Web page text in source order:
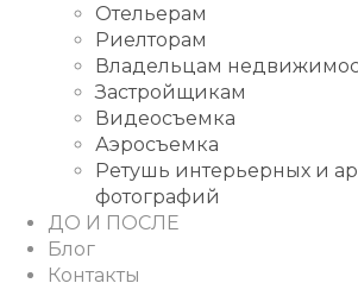
Отельерам
Риелторам
Владельцам
Застройщикам
Видеосъемка
Аэросъемка
Ретушь интерьерных и
фотографий
ДО И ПОСЛЕ
Блог
Контакты